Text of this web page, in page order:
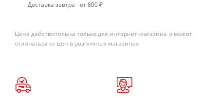
Доставка завтра - от 800 ₽
Цена действительна только для интернет-магазина и может
отличаться от цен в розничных магазинах